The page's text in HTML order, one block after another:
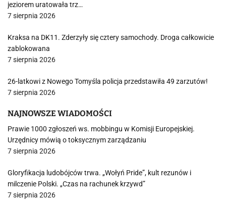
jeziorem uratowała trz…
7 sierpnia 2026
Kraksa na DK11. Zderzyły się cztery samochody. Droga całkowicie
zablokowana
7 sierpnia 2026
26-latkowi z Nowego Tomyśla policja przedstawiła 49 zarzutów!
7 sierpnia 2026
NAJNOWSZE WIADOMOŚCI
Prawie 1000 zgłoszeń ws. mobbingu w Komisji Europejskiej.
Urzędnicy mówią o toksycznym zarządzaniu
7 sierpnia 2026
Gloryfikacja ludobójców trwa. „Wołyń Pride”, kult rezunów i
milczenie Polski. „Czas na rachunek krzywd”
7 sierpnia 2026